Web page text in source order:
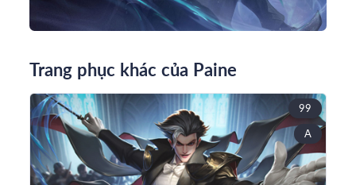
Trang phục khác của Paine
99
A